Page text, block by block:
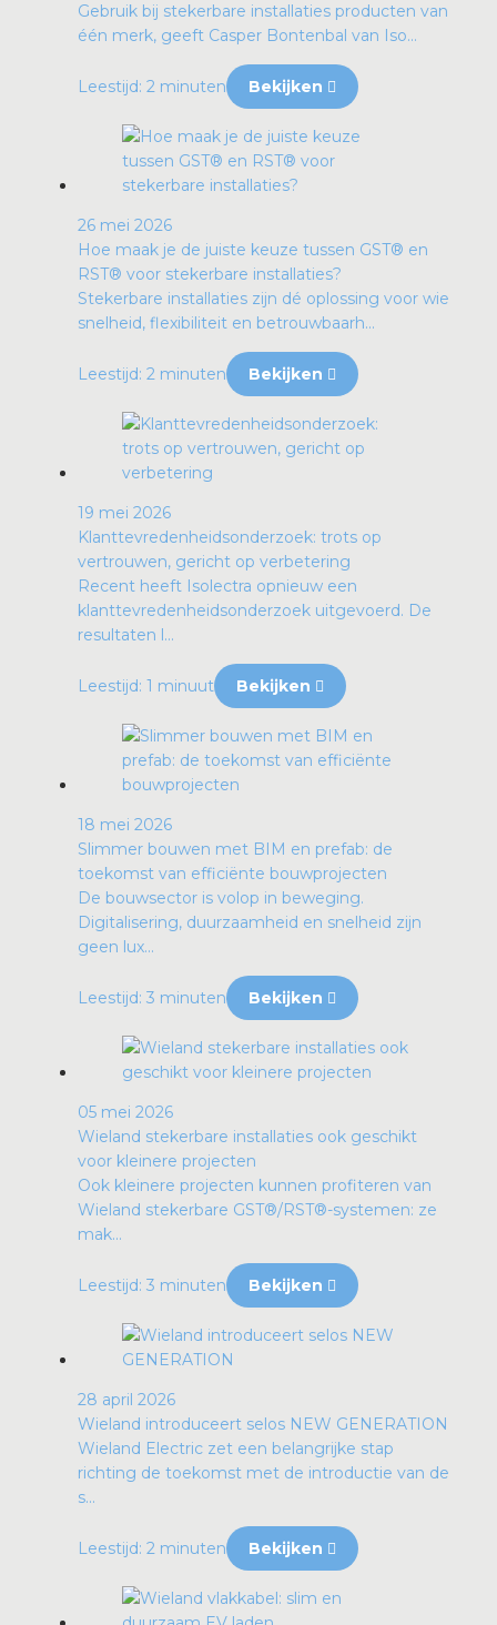
Gebruik bij stekerbare installaties producten van
één merk, geeft Casper Bontenbal van Iso...
Leestijd: 2 minuten Bekijken
26 mei 2026
Hoe maak je de juiste keuze tussen GST® en
RST® voor stekerbare installaties?
Stekerbare installaties zijn dé oplossing voor wie
snelheid, flexibiliteit en betrouwbaarh...
Leestijd: 2 minuten Bekijken
19 mei 2026
Klanttevredenheidsonderzoek: trots op
vertrouwen, gericht op verbetering
Recent heeft Isolectra opnieuw een
klanttevredenheidsonderzoek uitgevoerd. De
resultaten l...
Leestijd: 1 minuut Bekijken
18 mei 2026
Slimmer bouwen met BIM en prefab: de
toekomst van efficiënte bouwprojecten
De bouwsector is volop in beweging.
Digitalisering, duurzaamheid en snelheid zijn
geen lux...
Leestijd: 3 minuten Bekijken
05 mei 2026
Wieland stekerbare installaties ook geschikt
voor kleinere projecten
Ook kleinere projecten kunnen profiteren van
Wieland stekerbare GST®/RST®-systemen: ze
mak...
Leestijd: 3 minuten Bekijken
28 april 2026
Wieland introduceert selos NEW GENERATION
Wieland Electric zet een belangrijke stap
richting de toekomst met de introductie van de
s...
Leestijd: 2 minuten Bekijken